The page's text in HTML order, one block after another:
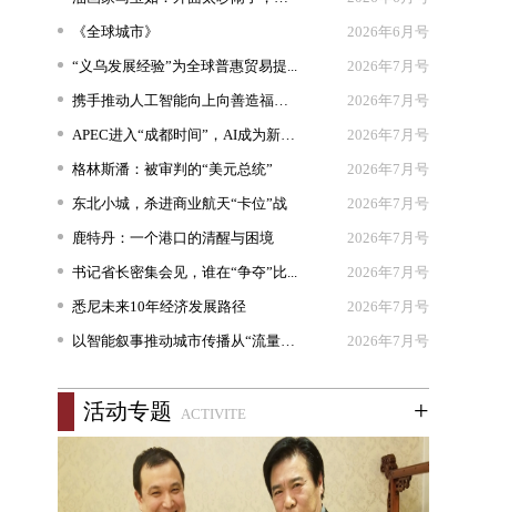
《全球城市》 2026年6月号
“义乌发展经验”为全球普惠贸易提... 2026年7月号
携手推动人工智能向上向善造福人类 2026年7月号
APEC进入“成都时间”，AI成为新坐... 2026年7月号
格林斯潘：被审判的“美元总统” 2026年7月号
东北小城，杀进商业航天“卡位”战 2026年7月号
鹿特丹：一个港口的清醒与困境 2026年7月号
书记省长密集会见，谁在“争夺”比... 2026年7月号
悉尼未来10年经济发展路径 2026年7月号
以智能叙事推动城市传播从“流量出... 2026年7月号
活动专题 ACTIVITE +